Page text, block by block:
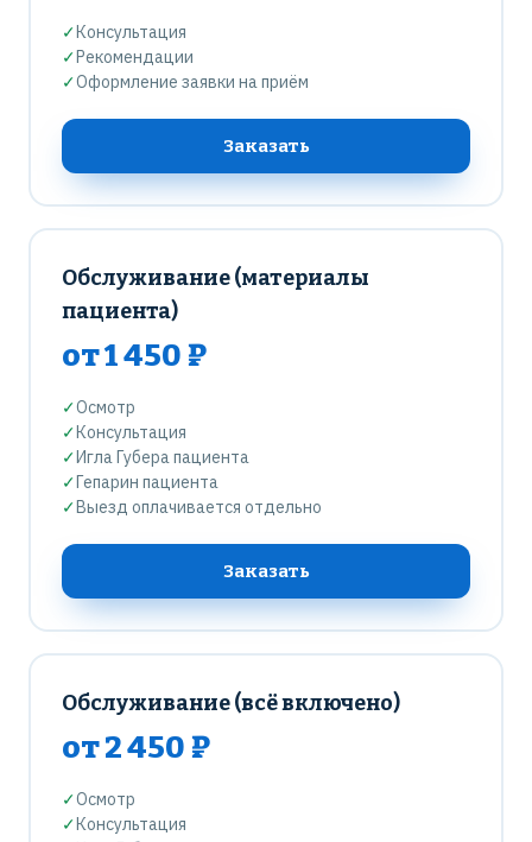
✓Консультация
✓Рекомендации
✓Оформление заявки на приём
Заказать
Обслуживание (материалы
пациента)
от 1 450 ₽
✓Осмотр
✓Консультация
✓Игла Губера пациента
✓Гепарин пациента
✓Выезд оплачивается отдельно
Заказать
Обслуживание (всё включено)
от 2 450 ₽
✓Осмотр
✓Консультация